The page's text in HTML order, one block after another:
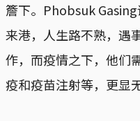
簷下。Phobsuk
来港，人生路不熟，遇
作，而疫情之下，他们
疫和疫苗注射等，更显